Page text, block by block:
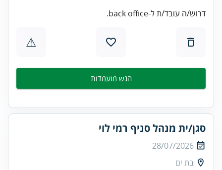
דרוש/ה עובד/ת ל-back office.
⚠
הגש מועמדות
סגן/ית מנהל סניף רמי לוי
28/07/2026
בת ים